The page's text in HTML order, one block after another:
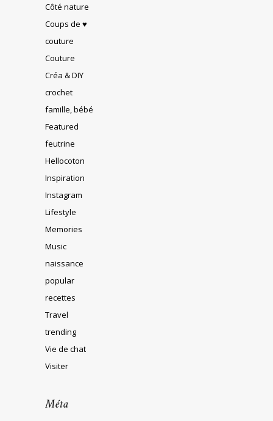
Côté nature
Coups de ♥
couture
Couture
Créa & DIY
crochet
famille, bébé
Featured
feutrine
Hellocoton
Inspiration
Instagram
Lifestyle
Memories
Music
naissance
popular
recettes
Travel
trending
Vie de chat
Visiter
Méta